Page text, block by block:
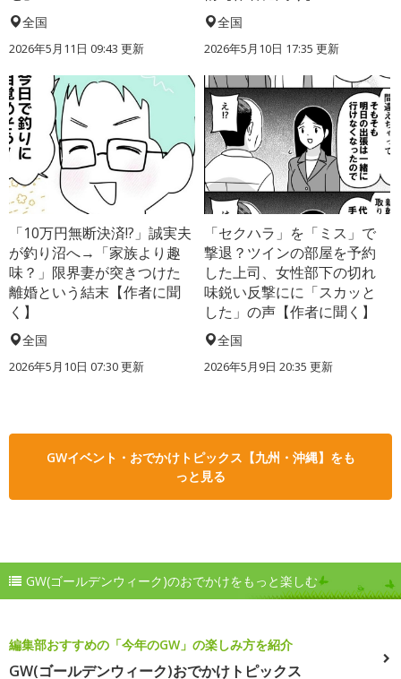
全国
2026年5月11日 09:43 更新
全国
2026年5月10日 17:35 更新
「10万円無断決済!?」誠実夫
が釣り沼へ→「家族より趣
味？」限界妻が突きつけた
離婚という結末【作者に聞
く】
全国
2026年5月10日 07:30 更新
「セクハラ」を「ミス」で
撃退？ツインの部屋を予約
した上司、女性部下の切れ
味鋭い反撃にに「スカッと
した」の声【作者に聞く】
全国
2026年5月9日 20:35 更新
GWイベント・おでかけトピックス【九州・沖縄】をも
っと見る
GW(ゴールデンウィーク)のおでかけをもっと楽しむ
編集部おすすめの「今年のGW」の楽しみ方を紹介
GW(ゴールデンウィーク)おでかけトピックス